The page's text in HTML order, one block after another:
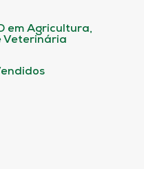
em Agricultura,
Veterinária